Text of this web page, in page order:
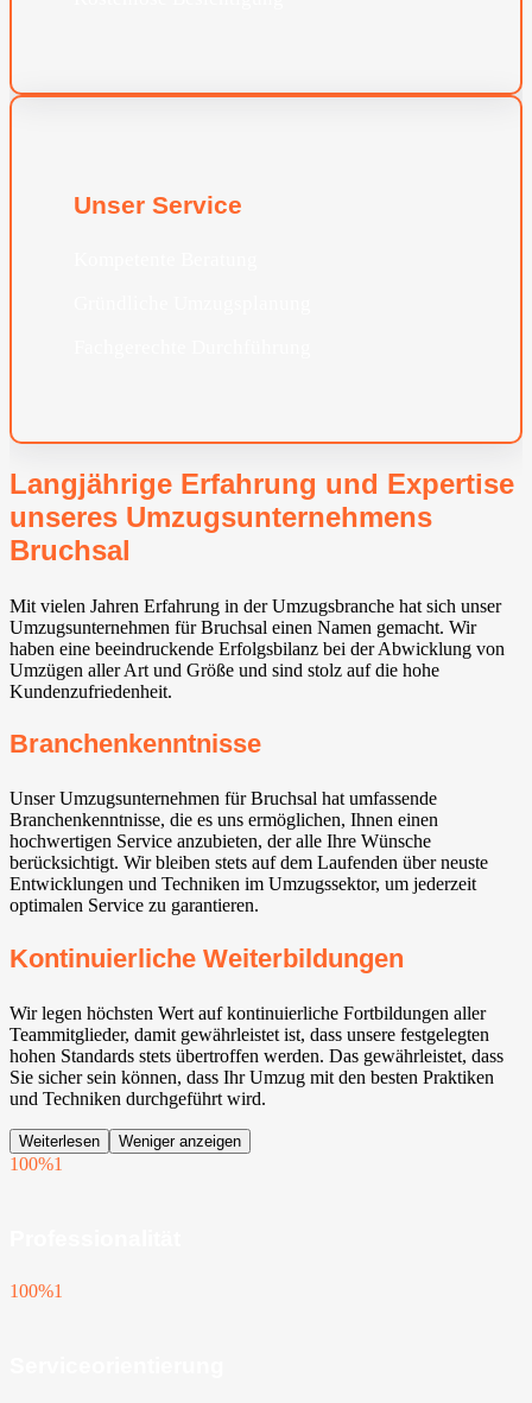
Unser Service
Langjährige Erfahrung und Expertise
unseres Umzugsunternehmens
Bruchsal
Mit vielen Jahren Erfahrung in der Umzugsbranche hat sich unser
Umzugsunternehmen für Bruchsal einen Namen gemacht. Wir
haben eine beeindruckende Erfolgsbilanz bei der Abwicklung von
Umzügen aller Art und Größe und sind stolz auf die hohe
Kundenzufriedenheit.
Branchenkenntnisse
Unser Umzugsunternehmen für Bruchsal hat umfassende
Branchenkenntnisse, die es uns ermöglichen, Ihnen einen
hochwertigen Service anzubieten, der alle Ihre Wünsche
berücksichtigt. Wir bleiben stets auf dem Laufenden über neuste
Entwicklungen und Techniken im Umzugssektor, um jederzeit
optimalen Service zu garantieren.
Kontinuierliche Weiterbildungen
Wir legen höchsten Wert auf kontinuierliche Fortbildungen aller
Teammitglieder, damit gewährleistet ist, dass unsere festgelegten
hohen Standards stets übertroffen werden. Das gewährleistet, dass
Sie sicher sein können, dass Ihr Umzug mit den besten Praktiken
und Techniken durchgeführt wird.
Weiterlesen Weniger anzeigen
100%1
100%1